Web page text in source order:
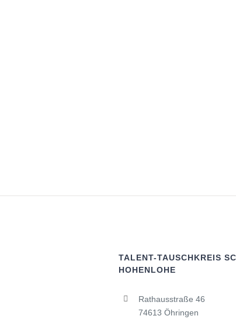
TALENT-TAUSCHKREIS
HOHENLOHE
Rathausstraße 46
74613 Öhringen